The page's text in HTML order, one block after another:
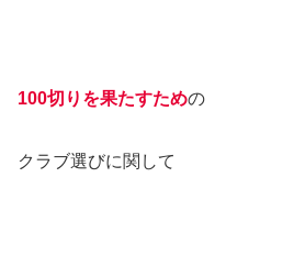
100切りを果たすための
クラブ選びに関して